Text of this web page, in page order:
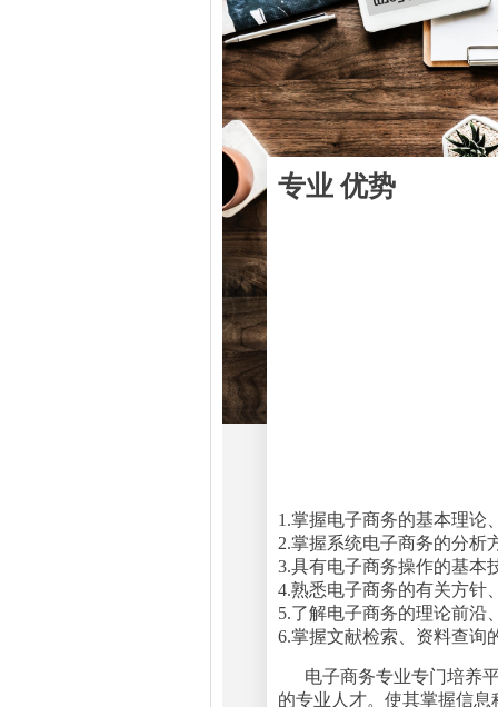
专业 优势
1.掌握电子商务的基本理论
2.掌握系统电子商务的分析
3.具有电子商务操作的基本
4.熟悉电子商务的有关方针
5.了解电子商务的理论前沿
6.掌握文献检索、资料查询
电子商务专业专门培养
的专业人才。使其掌握信